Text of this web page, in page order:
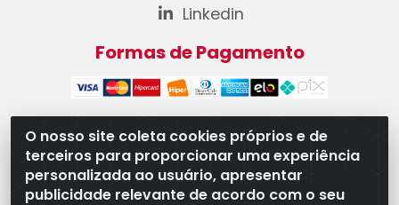
O nosso site coleta cookies próprios e de
terceiros para proporcionar uma experiência
personalizada ao usuário, apresentar
publicidade relevante de acordo com o seu
Linkedin
Formas de Pagamento
WB Componentes Automotivos LTDA - CNPJ
08.528.393/0001-12 - Rua do Níquel, 667 - Parque
Oeste Industrial, Goiânia/GO - CEP 74375-660